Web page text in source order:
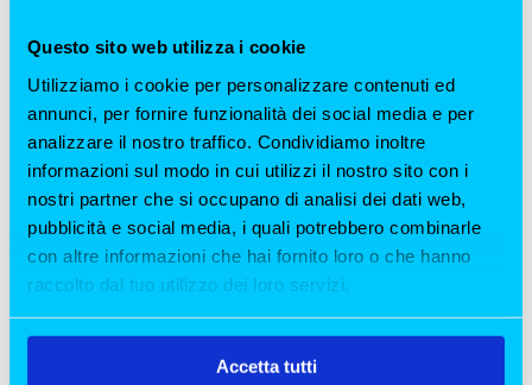
Questo sito web utilizza i cookie
Utilizziamo i cookie per personalizzare contenuti ed
annunci, per fornire funzionalità dei social media e per
analizzare il nostro traffico. Condividiamo inoltre
informazioni sul modo in cui utilizzi il nostro sito con i
nostri partner che si occupano di analisi dei dati web,
pubblicità e social media, i quali potrebbero combinarle
con altre informazioni che hai fornito loro o che hanno
raccolto dal tuo utilizzo dei loro servizi.
Accetta tutti
trasforma in un palcoscenico globale per